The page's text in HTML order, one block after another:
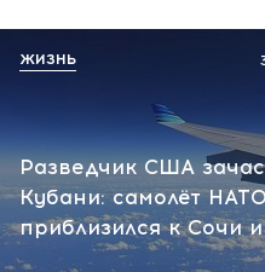
Разведчик США
Кубани: самолёт
приблизился к Сочи
ЖИЗНЬ